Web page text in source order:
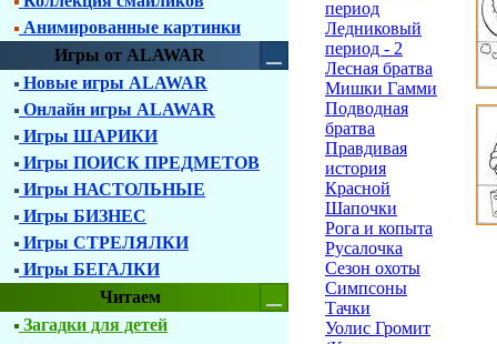
Анимированные картинки
Игры от ALAWAR
Новые игры ALAWAR
Онлайн игры ALAWAR
Игры ШАРИКИ
Игры ПОИСК ПРЕДМЕТОВ
Игры НАСТОЛЬНЫЕ
Игры БИЗНЕС
Игры СТРЕЛЯЛКИ
Игры БЕГАЛКИ
Читаем
Загадки для детей
период
Ледниковый
период - 2
Лесная братва
Мишки Гамми
Подводная
братва
Правдивая
история
Красной
Шапочки
Рога и копыта
Русалочка
Сезон охоты
Симпсоны
Тачки
Уолис Громит